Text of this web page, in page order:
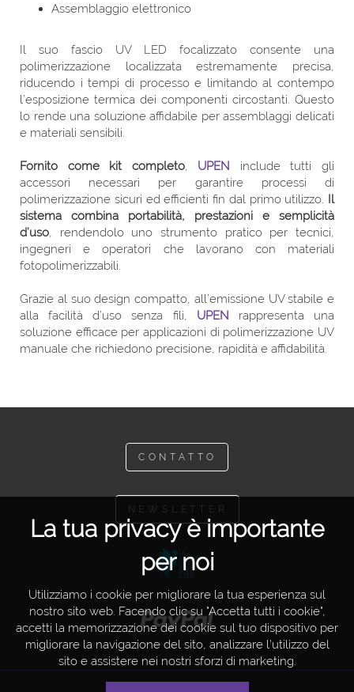
La tua privacy è importante
per noi
Utilizziamo i cookie per migliorare la tua esperienza sul
nostro sito web. Facendo clic su "Accetta tutti i cookie",
accetti la memorizzazione dei cookie sul tuo dispositivo per
migliorare la navigazione del sito, analizzare l'utilizzo del
sito e assistere nei nostri sforzi di marketing.
Assemblaggio elettronico
Il suo fascio UV LED focalizzato consente una
polimerizzazione localizzata estremamente precisa,
riducendo i tempi di processo e limitando al contempo
l’esposizione termica dei componenti circostanti. Questo
lo rende una soluzione affidabile per assemblaggi delicati
e materiali sensibili.
Fornito come kit completo, UPEN include tutti gli
accessori necessari per garantire processi di
polimerizzazione sicuri ed efficienti fin dal primo utilizzo. Il
sistema combina portabilità, prestazioni e semplicità
d’uso, rendendolo uno strumento pratico per tecnici,
ingegneri e operatori che lavorano con materiali
fotopolimerizzabili.
Grazie al suo design compatto, all’emissione UV stabile e
alla facilità d’uso senza fili, UPEN rappresenta una
soluzione efficace per applicazioni di polimerizzazione UV
manuale che richiedono precisione, rapidità e affidabilità.
CONTATTO
NEWSLETTER